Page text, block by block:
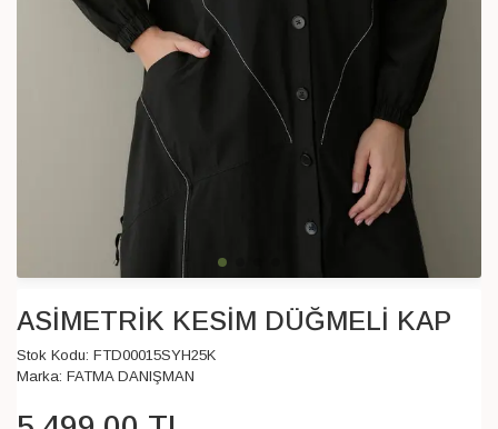
ASİMETRİK KESİM DÜĞMELİ KAP
Stok Kodu: FTD00015SYH25K
Marka: FATMA DANIŞMAN